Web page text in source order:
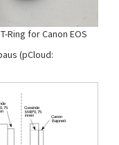
Ring for Canon EOS
(pCloud: